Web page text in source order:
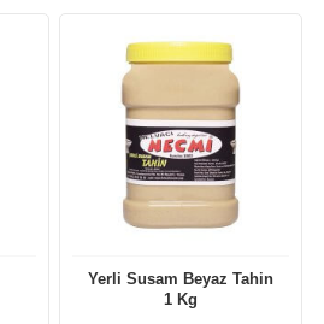
Yerli Susam Beyaz Tahin
1 Kg